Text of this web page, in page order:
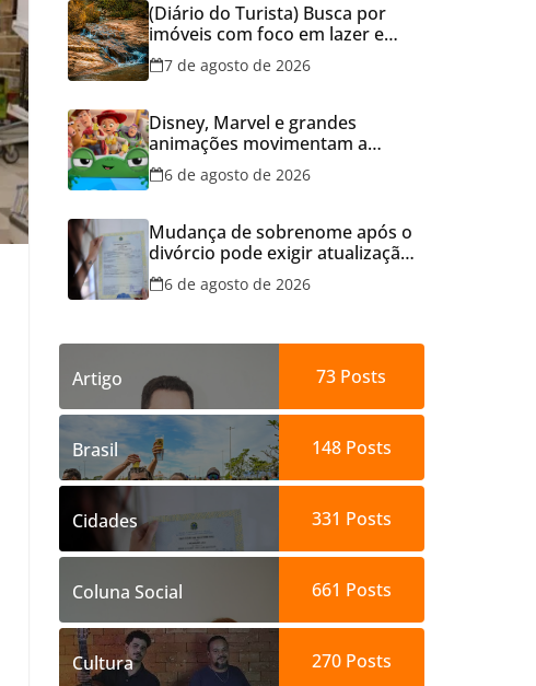
(Diário do Turista) Busca por
imóveis com foco em lazer e
locação por temporada cresce
no Brasil
7 de agosto de 2026
Disney, Marvel e grandes
animações movimentam a
programação do Cineflix do
Aparecida Shopping
6 de agosto de 2026
Mudança de sobrenome após o
divórcio pode exigir atualização
dos documentos dos filhos
para evitar transtornos
6 de agosto de 2026
Artigo 73 Posts
Brasil 148Posts
Cidades 331 Posts
Coluna Social 661 Posts
Cultura 270Posts